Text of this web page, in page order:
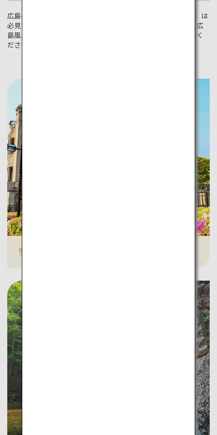
広島を訪れたら、2つの世界遺産「嚴島神社」と「原爆ドーム」は
必見です。ほかにも「広島城」や「尾道」など見どころ満載！広
島風お好み焼きの店が集まった「お好み村」もぜひ訪れてみてく
ださい。牡蠣やあなごなど食の楽しみも盛りだくさんです。